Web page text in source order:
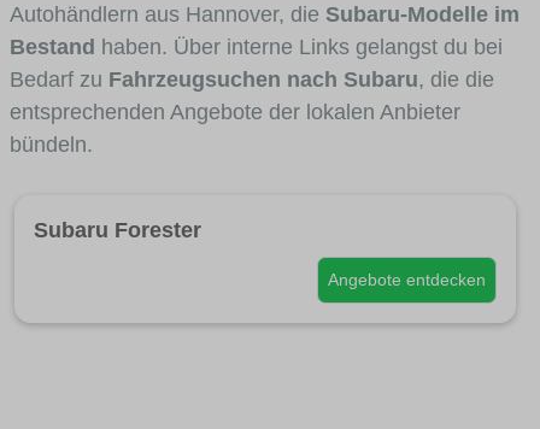
Autohändlern aus Hannover, die Subaru-Modelle im
Bestand haben. Über interne Links gelangst du bei
Bedarf zu Fahrzeugsuchen nach Subaru, die die
entsprechenden Angebote der lokalen Anbieter
bündeln.
Subaru Forester
Angebote entdecken